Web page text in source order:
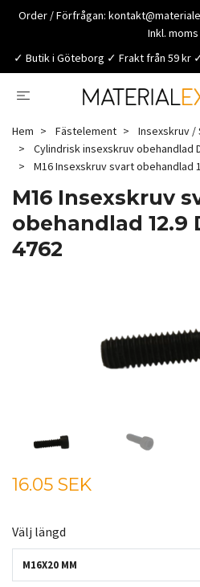
Order / Förfrågan:
Inkl. moms
✓ Butik i Göteborg ✓ Frakt från 59 kr
Hem Fästelement
Insexskruv /
Cylindrisk insexskruv obehandlad
M16 Insexskruv svart obehandlad
M16 Insexskruv
obehandlad 12.9
4762
16.05 SEK
Välj längd
M16X20 MM